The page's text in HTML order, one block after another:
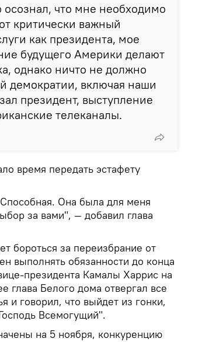
что мне необходимо
критически важный
как президента, мое
будущего Америки делают
однако ничто не должно
демократии, включая наши
президент, выступление
телеканалы.
время передать эстафету
Она была для меня
за вами", — добавил глава
бороться за переизбрание от
выполнять обязанности до конца
президента Камалы Харрис на
глава Белого дома отвергал все
и говорил, что выйдет из гонки,
Всемогущий".
на 5 ноября, конкуренцию